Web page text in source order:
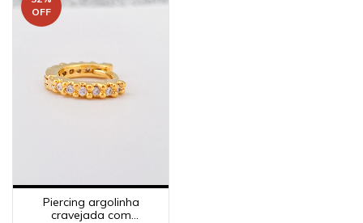
OFF
Piercing argolinha
cravejada com